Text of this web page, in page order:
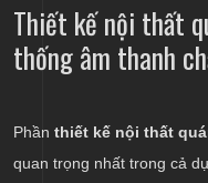
Thiết kế nội thất
thống âm thanh
Phần thiết kế nội thất
quan trọng nhất trong cả